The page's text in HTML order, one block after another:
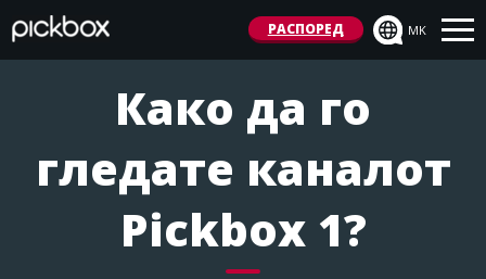
РАСПОРЕД MK
Како да го
гледате каналот
Pickbox 1?